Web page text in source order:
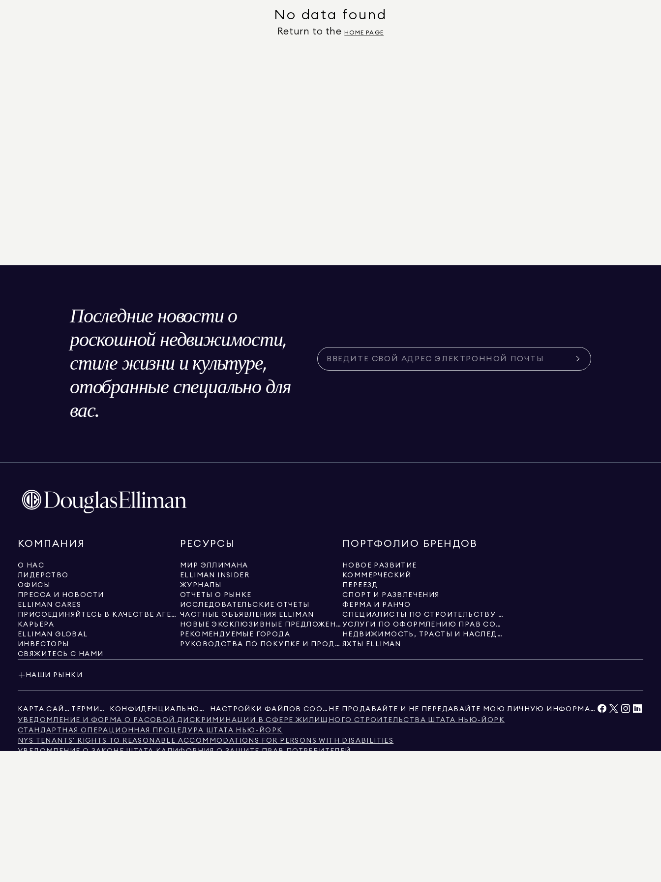
No data found
Return to the HOME PAGE
Последние новости о
роскошной недвижимости,
стиле жизни и культуре,
отобранные специально для
вас.
КОМПАНИЯ
О НАС
ЛИДЕРСТВО
ОФИСЫ
ПРЕССА И НОВОСТИ
ELLIMAN CARES
ПРИСОЕДИНЯЙТЕСЬ В КАЧЕСТВЕ АГЕНТА
КАРЬЕРА
ELLIMAN GLOBAL
ИНВЕСТОРЫ
СВЯЖИТЕСЬ С НАМИ
РЕСУРСЫ
МИР ЭЛЛИМАНА
ELLIMAN INSIDER
ЖУРНАЛЫ
ОТЧЕТЫ О РЫНКЕ
ИССЛЕДОВАТЕЛЬСКИЕ ОТЧЕТЫ
ЧАСТНЫЕ ОБЪЯВЛЕНИЯ ELLIMAN
НОВЫЕ ЭКСКЛЮЗИВНЫЕ ПРЕДЛОЖЕНИЯ ОТ ELLIMAN
РЕКОМЕНДУЕМЫЕ ГОРОДА
РУКОВОДСТВА ПО ПОКУПКЕ И ПРОДАЖЕ
ПОРТФОЛИО БРЕНДОВ
НОВОЕ РАЗВИТИЕ
КОММЕРЧЕСКИЙ
ПЕРЕЕЗД
СПОРТ И РАЗВЛЕЧЕНИЯ
ФЕРМА И РАНЧО
СПЕЦИАЛИСТЫ ПО СТРОИТЕЛЬСТВУ И НЕДВИЖИМОСТИ
УСЛУГИ ПО ОФОРМЛЕНИЮ ПРАВ СОБСТВЕННОСТИ
НЕДВИЖИМОСТЬ, ТРАСТЫ И НАСЛЕДСТВА
ЯХТЫ ELLIMAN
НАШИ РЫНКИ
КАРТА САЙТА ТЕРМИНЫ КОНФИДЕНЦИАЛЬНОСТЬ НАСТРОЙКИ ФАЙЛОВ COOKIE
НЕ ПРОДАВАЙТЕ И НЕ ПЕРЕДАВАЙТЕ МОЮ ЛИЧНУЮ ИНФОРМАЦИЮ
УВЕДОМЛЕНИЕ И ФОРМА О РАСОВОЙ ДИСКРИМИНАЦИИ В СФЕРЕ ЖИЛИЩНОГО СТРОИТЕЛЬСТВА ШТАТА НЬЮ-ЙОРК
СТАНДАРТНАЯ ОПЕРАЦИОННАЯ ПРОЦЕДУРА ШТАТА НЬЮ-ЙОРК
NYS TENANTS' RIGHTS TO REASONABLE ACCOMMODATIONS FOR PERSONS WITH DISABILITIES
УВЕДОМЛЕНИЕ О ЗАКОНЕ ШТАТА КАЛИФОРНИЯ О ЗАЩИТЕ ПРАВ ПОТРЕБИТЕЛЕЙ